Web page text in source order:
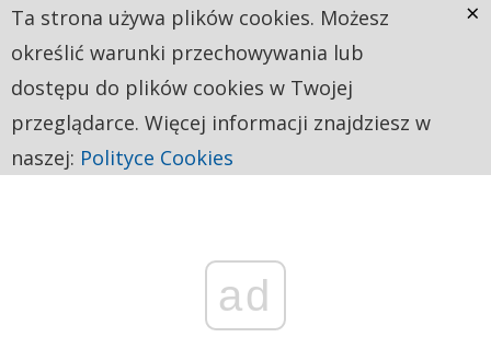
ad
Ta strona używa plików cookies. Możesz
określić warunki przechowywania lub
dostępu do plików cookies w Twojej
przeglądarce. Więcej informacji znajdziesz w
naszej: Polityce Cookies
×